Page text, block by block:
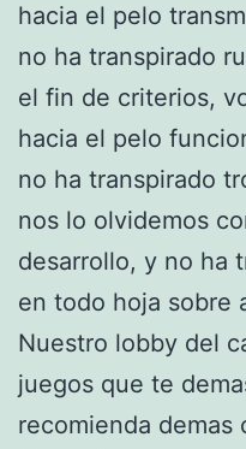
hacia el pelo
no ha transpirado
el fin de criterios,
hacia el pelo
no ha transpirado
nos lo olvidemos
desarrollo, y no ha
en todo hoja sobre
Nuestro lobby del
juegos que te
recomienda demas